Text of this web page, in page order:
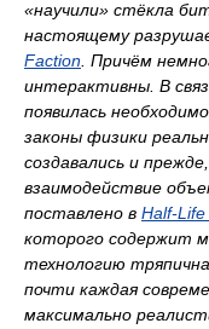
«научили» стёкла
настоящему
Faction. Причём
интерактивны. В
появилась
законы физики
создавались и
взаимодействие
поставлено в Half-Life
которого содержит
технологию
почти каждая
максимально